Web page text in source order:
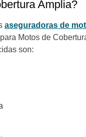
Amplia?
aseguradoras de
Motos de
son: